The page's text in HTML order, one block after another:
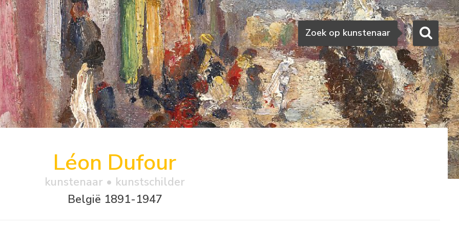
Zoeken
Zoek op kunstenaar
Léon Dufour
kunstenaar • kunstschilder
België 1891-1947